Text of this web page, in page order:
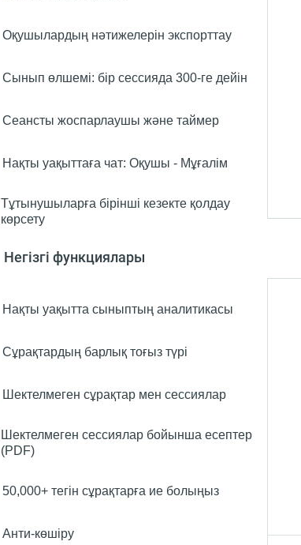
Оқушылардың нәтижелерін экспорттау
Сынып өлшемі: бір сессияда 300-ге дейін
Сеансты жоспарлаушы және таймер
Нақты уақыттаға чат: Оқушы - Мұғалім
Тұтынушыларға бірінші кезекте қолдау
көрсету
Негізгі функциялары
Нақты уақытта сыныптың аналитикасы
Сұрақтардың барлық тоғыз түрі
Шектелмеген сұрақтар мен сессиялар
Шектелмеген сессиялар бойынша есептер
(PDF)
50,000+ тегін сұрақтарға ие болыңыз
Анти-көшіру